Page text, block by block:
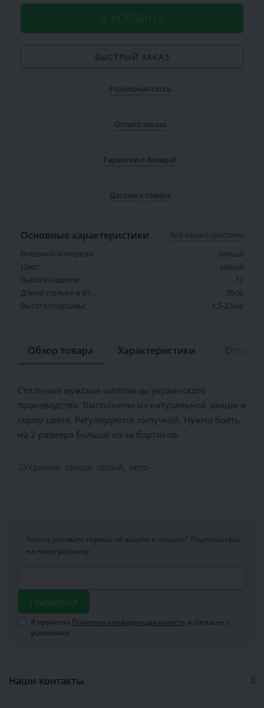
В КОРЗИНУ
БЫСТРЫЙ ЗАКАЗ
Размерная сетка
Оплата заказа
Гарантии и Возврат
Доставка товара
Основные характеристики
Все характеристики
Внешний материал:
замша
Цвет:
серый
Высота изделия:
12
Длина стельки в 41:
26см
Высота подошвы:
1,5-2,5см
Обзор товара Характеристики
Стильные мужские шлёпанцы украинского
производства. Выполнены из натуральной замши в
сером цвете. Регулируются липучкой. Нужно брать
на 2 размера больше из-за бортиков.
Украина, замша, серый, лето
Хотите узнавать первым об акциях и скидках? Подпишитесь
на нашу рассылку
Подписаться
Я прочитал Политика конфиденциальности и согласен с
условиями
Наши контакты